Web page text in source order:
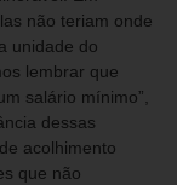
não teriam onde
unidade do
lembrar que
salário mínimo”,
dessas
acolhimento
que não